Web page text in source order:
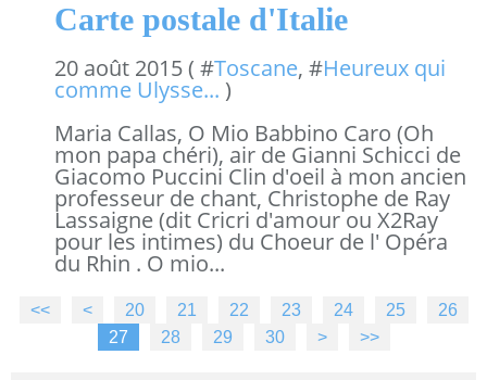
Carte postale d'Italie
20 août 2015 ( #Toscane, #Heureux qui
comme Ulysse... )
Maria Callas, O Mio Babbino Caro (Oh
mon papa chéri), air de Gianni Schicci de
Giacomo Puccini Clin d'oeil à mon ancien
professeur de chant, Christophe de Ray
Lassaigne (dit Cricri d'amour ou X2Ray
pour les intimes) du Choeur de l' Opéra
du Rhin . O mio...
<< < 10
20 21 22 23 24 25
26
27
28 29 30 40
50
60
70
80
90
100
> >>